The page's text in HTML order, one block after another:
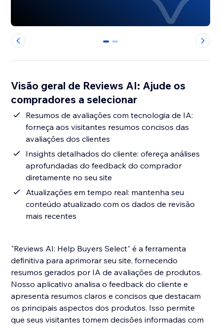
0 1
Visão geral de Reviews AI: Ajude os
compradores a selecionar
Resumos de avaliações com tecnologia de IA:
forneça aos visitantes resumos concisos das
avaliações dos clientes
Insights detalhados do cliente: ofereça análises
aprofundadas do feedback do comprador
diretamente no seu site
Atualizações em tempo real: mantenha seu
conteúdo atualizado com os dados de revisão
mais recentes
"Reviews AI: Help Buyers Select" é a ferramenta
definitiva para aprimorar seu site, fornecendo
resumos gerados por IA de avaliações de produtos.
Nosso aplicativo analisa o feedback do cliente e
apresenta resumos claros e concisos que destacam
os principais aspectos dos produtos. Isso permite
que seus visitantes tomem decisões informadas com